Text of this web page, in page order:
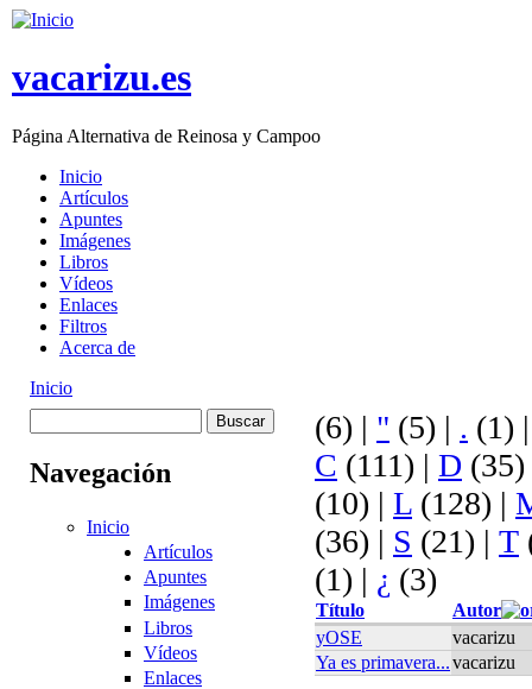
Skip to main content
vacarizu.es
Página Alternativa de Reinosa y Campoo
Main menu
Inicio
Artículos
Apuntes
Imágenes
Libros
Vídeos
Enlaces
Filtros
Acerca de
You are here
Inicio
búsqueda
Navegación
Inicio
Artículos
Apuntes
Imágenes
Libros
Vídeos
Enlaces
(6) | " (5) | . (1)
C (111) | D (35)
(10) | L (128) |
(36) | S (21) | T
(1) | ¿ (3)
Título
Autor
yOSE
vacarizu
Ya es primavera...vacarizu